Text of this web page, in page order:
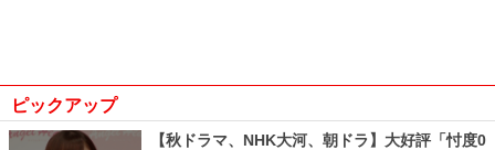
ピックアップ
【秋ドラマ、NHK大河、朝ドラ】大好評「忖度0